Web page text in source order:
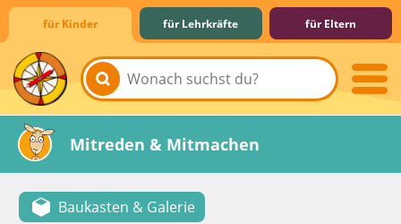
für Kinder für Lehrkräfte für Eltern
Lernen & Schule
Hobby & Freizeit
Spiel & Spaß
Mitreden & Mitmachen
Baukasten & Galerie